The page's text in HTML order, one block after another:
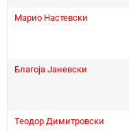
Марио Настевски
Благоја Јаневски
Теодор Димитровски